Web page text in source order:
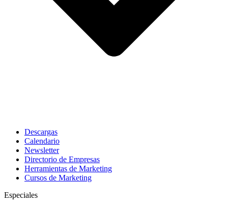
Descargas
Calendario
Newsletter
Directorio de Empresas
Herramientas de Marketing
Cursos de Marketing
Especiales